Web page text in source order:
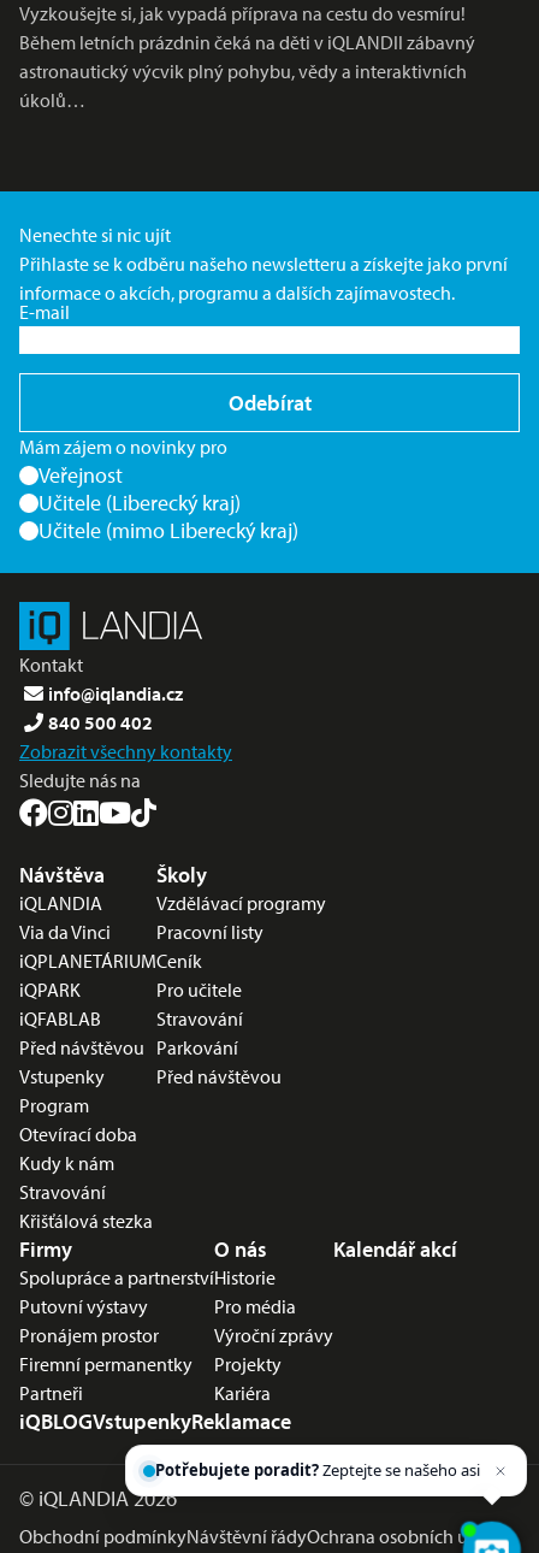
Vyzkoušejte si, jak vypadá příprava na cestu do vesmíru!
Během letních prázdnin čeká na děti v iQLANDII zábavný
astronautický výcvik plný pohybu, vědy a interaktivních
úkolů…
Nenechte si nic ujít
Přihlaste se k odběru našeho newsletteru a získejte jako první
informace o akcích, programu a dalších zajímavostech.
E-mail
Odebírat
Mám zájem o novinky pro
Veřejnost
Učitele (Liberecký kraj)
Učitele (mimo Liberecký kraj)
Kontakt
info@iqlandia.cz
840 500 402
Zobrazit všechny kontakty
Sledujte nás na
Nabídka v zápatí
Návštěva
iQLANDIA
Via da Vinci
iQPLANETÁRIUM
iQPARK
iQFABLAB
Před návštěvou
Vstupenky
Program
Otevírací doba
Kudy k nám
Stravování
Křišťálová stezka
Školy
Vzdělávací programy
Pracovní listy
Ceník
Pro učitele
Stravování
Parkování
Před návštěvou
Firmy
Spolupráce a partnerství
Putovní výstavy
Pronájem prostor
Firemní permanentky
Partneři
O nás
Historie
Pro média
Výroční zprávy
Projekty
Kariéra
Kalendář akcí
iQBLOGVstupenkyReklamace
© iQLANDIA 2026
Obchodní podmínkyNávštěvní řádyOchrana osobních údajů
Potřebujete poradit?Zeptejte se našeho
asistentaChettyho.